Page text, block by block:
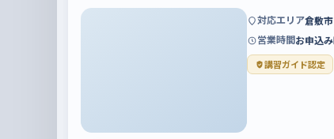
対応エリア倉敷市
営業時間お申込
講習ガイド認定